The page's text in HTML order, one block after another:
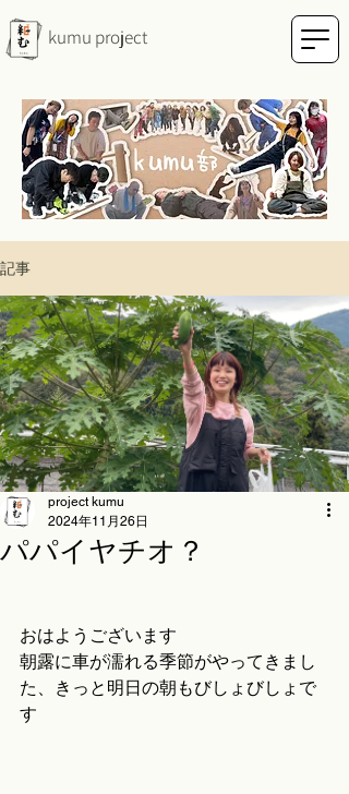
kumu project
記事
パパイヤチオ？
project kumu
2024年11月26日
おはようございます
朝露に車が濡れる季節がやってきまし
た、きっと明日の朝もびしょびしょで
す